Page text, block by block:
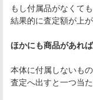
もし付属品がなくて
結果的に査定額が上
ほかにも商品があれ
本体に付属しないも
査定へ出すと一つ当